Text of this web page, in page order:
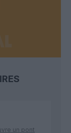
un pont